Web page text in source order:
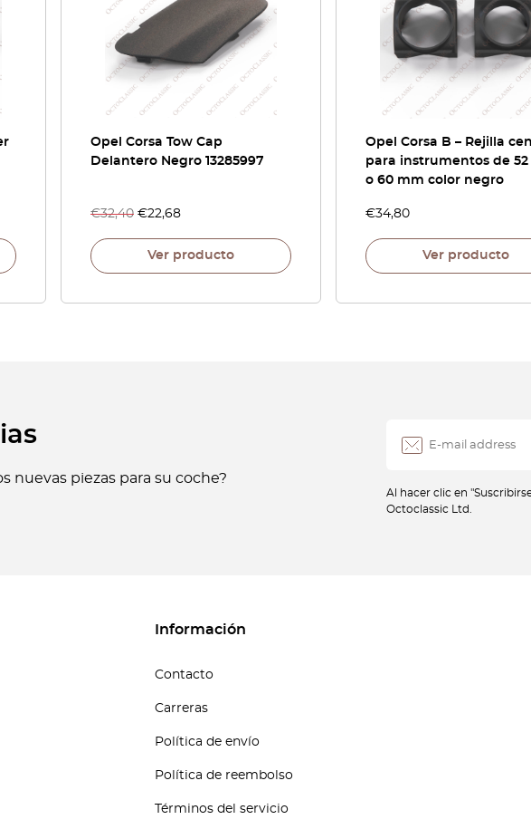
Opel Corsa Tow Cap
Delantero Negro 13285997
€32,40 €22,68
Ver producto
Opel Corsa B – Rejilla
para instrumentos de
o 60 mm color negro
€34,80
Ver producto
nuevas piezas para su coche?
Al hacer clic en
Octoclassic Ltd.
Información
Contacto
Carreras
Política de envío
Política de reembolso
Términos del servicio